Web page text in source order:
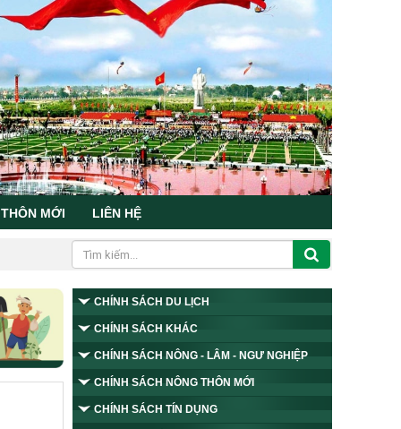
MỚI LIÊN HỆ
CHÍNH SÁCH DU LỊCH
CHÍNH SÁCH KHÁC
CHÍNH SÁCH NÔNG - LÂM - NGƯ NGHIỆP
CHÍNH SÁCH NÔNG THÔN MỚI
CHÍNH SÁCH TÍN DỤNG